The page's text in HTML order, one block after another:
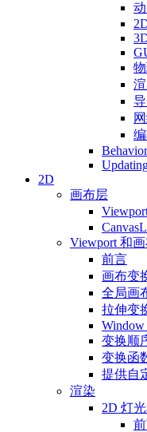
2D
画布层
Viewport 和
前言
画布变
全局画
拉伸变
Window
变换顺
变换函
提供自
渲染
2D 灯